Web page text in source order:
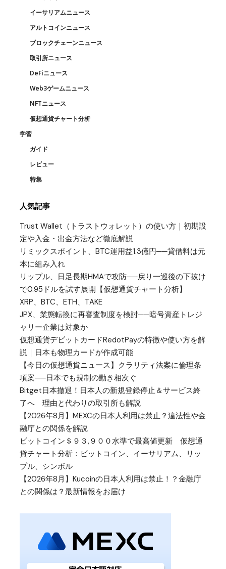
イーサリアムニュース
アルトコインニュース
ブロックチェーンニュース
取引所ニュース
DeFiニュース
Web3ゲームニュース
NFTニュース
仮想通貨チャート分析
学習
ガイド
レビュー
特集
人気記事
Trust Wallet（トラストウォレット）の使い方｜初期設
定や入金・出金方法など徹底解説
リミックスポイント、BTC運用益1.3億円──貸借料は元
本に組み入れ
リップル、日足長期HMAで攻防──戻り一巡後の下抜け
で0.95ドルを試す展開【仮想通貨チャート分析】
XRP、BTC、ETH、TAKE
JPX、業態転換に再審査制度を検討──暗号資産トレジ
ャリー企業は対象か
仮想通貨デビットカードRedotPayの特徴や使い方を解
説｜日本も物理カードが作成可能
【今日の仮想通貨ニュース】クラリティ法案に倫理条
項案──日本でも規制の動き相次ぐ
Bitget日本撤退！日本人の新規登録停止＆サービス終
了へ 理由と代わりの取引所も解説
【2026年8月】MEXCの日本人利用は禁止？違法性や金
融庁との関係を解説
ビットコイン＄９３,９００水準で最高値更新 仮想通
貨チャート分析：ビットコイン、イーサリアム、リッ
プル、シンボル
【2026年8月】Kucoinの日本人利用は禁止！？金融庁
との関係は？最新情報をお届け